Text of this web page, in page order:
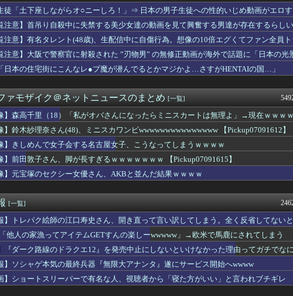
トナム女子の宅飲み、ハメの外し方がレベチすぎるｗｗｗｗｗｗ
女子
知らないシャンプーの匂いがする！変な店に行ってるに違いない！...
不思
ク「よ～し抽選当たったしアイドルとチェキを撮るぞ！」→結...
わん
のポップさん、メルルを捨ててマァムなんかを選んでしまうｗｗ...
アニ
転手、儲かりまくることが判明ｗｗｗｗｗｗｗｗ
かせ
ラが声優（まりんか）同じってマジ！？←「スズカさんみたいな演...
ウマ
Link！Like！ラブライブ！」運営チームです。【蓮ノ空】
コンテ
やられたJKがたくさんいるという事実
まと
）「私がオバさんになったらミニスカートは無理よ」→現在ｗ...
アル
い方、レベチｗｗｗｗｗｗｗｗｗｗｗｗｗｗｗｗｗｗｗｗｗｗｗ...
ス】「DXマイスドライバー」のレビュー動画公開！！
ヒー
意的に見ている？それとも否定的に見ている？投票結果がこちら...
ガラパ
り自宅療養中。一週間前、階下に明るい家族が引越してきてから...
し…気がついたら私は「身寄りなし」 、相談できるのはどこの誰...
がー
イアンツ李政厚（イ・ジョンフ）、1試合で2本塁打… 今季...
国難
活費、4万円で余裕とか考えてた結果www
くりです」高市「円安ホクホク！ホクホクゥ！」←
思考
ングに所属していた元メンバーが語る、あの時のリアルすぎる体...
るチアガールの健康的下半身ｗｗｗｗｗ
【サ
くりです」高市「円安ホクホク！ホクホクゥ！」←
V速ニ
峡ダム「決壊危機」台風13号「三峡直撃確定」日本「最も強い勢...
/)；｀
、着るだけで瞬時に-15℃冷却する冷感ポンチョが3,98...
ってこんないるんだな！！！【乃木坂46】
坂道
いかガチで見解が分かれる女さん4人衆、発見されるｗｗｗｗｗ...
うし
いが違うと嘆いている不美人のレス見ると思うんだが雰囲気美人や...
喪女
徒「土下座しながらオ○ニーしろ！」⇒ 日本の男子生徒への性的いじめ動画がエロ
注意】首吊り自殺中に失禁する美少女達の動画を見て興奮する男達が存在するらし
注意】有名タレント(48歳)、生配信中に自傷行為。想像の10倍エグくてファン全員
注意】大阪で警察官に射殺された ”刃物男” の無修正動画が海外で話題に「日本の光
日本の住宅街にこんなレ●プ魔が潜んでるとかマジかよ…さすがHENTAIの国…」
ァモザイク＠ネットニュースのまとめ [一覧]
】森高千里（18）「私がオバさんになったらミニスカートは無理よ」→現在ｗｗｗｗ
】鈴木紗理奈さん(48)、ミニスカワンピwwwwwwwwwwwwwww 【Pickup07091612】
】きしめんで女子会する名古屋女子、こうなってしまうｗｗｗｗ
】前田敦子さん、脚が長すぎるｗｗｗｗｗｗｗ 【Pickup07091615】
】元宝塚のセクシー女優さん、AKBと並んだ結果ｗｗｗｗ
[一覧]
】トレパク絵師の江口寿史さん、開き直って言い訳してしまう。全く反省してない
他人の家漁ってアイテムGETすんの楽しーwwwww」→欧米で馬鹿にされてしまう
『ダーク路線のドラクエ12』を発売中止にしないといけなかった理由ってガチでな
】ソシャゲ本気の最終兵器『無限大アナンタ』遂にサービス開始へwwww
】ショートスリーパーで有名な人、視聴者から「寝た方がいい」と言われブチギレ